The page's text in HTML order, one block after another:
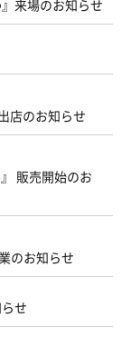
来場のお知らせ
店のお知らせ
販売開始のお
のお知らせ
せ